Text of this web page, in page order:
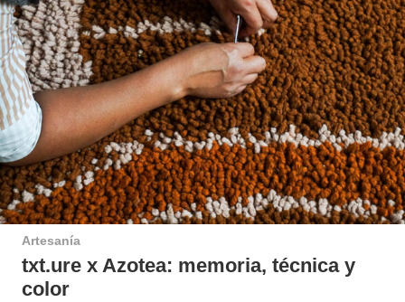
Artesanía
txt.ure x Azotea: memoria, técnica y
color